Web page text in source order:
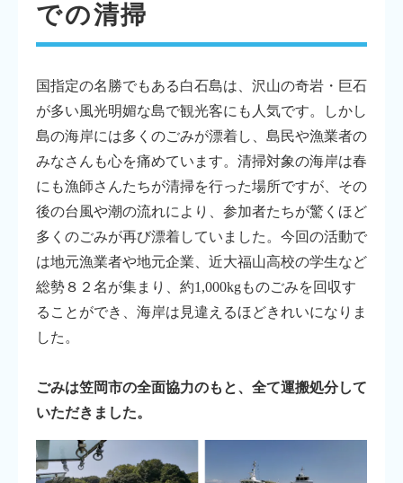
での清掃
国指定の名勝でもある白石島は、沢山の奇岩・巨石
が多い風光明媚な島で観光客にも人気です。しかし
島の海岸には多くのごみが漂着し、島民や漁業者の
みなさんも心を痛めています。清掃対象の海岸は春
にも漁師さんたちが清掃を行った場所ですが、その
後の台風や潮の流れにより、参加者たちが驚くほど
多くのごみが再び漂着していました。今回の活動で
は地元漁業者や地元企業、近大福山高校の学生など
総勢８２名が集まり、約1,000kgものごみを回収す
ることができ、海岸は見違えるほどきれいになりま
した。
ごみは笠岡市の全面協力のもと、全て運搬処分して
いただきました。